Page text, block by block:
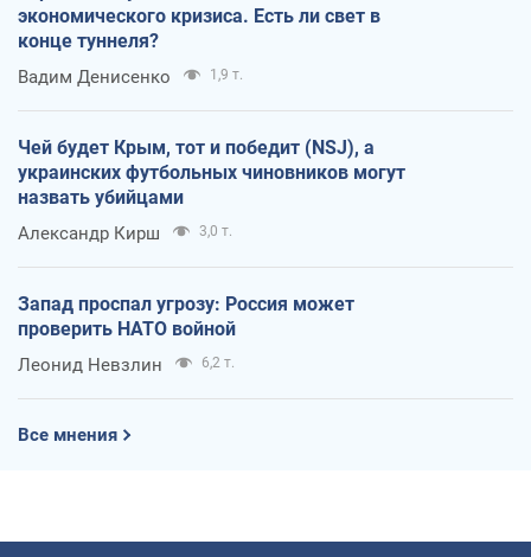
экономического кризиса. Есть ли свет в
конце туннеля?
Вадим Денисенко 1,9 т.
Чей будет Крым, тот и победит (NSJ), а
украинских футбольных чиновников могут
назвать убийцами
Александр Кирш 3,0 т.
Запад проспал угрозу: Россия может
проверить НАТО войной
Леонид Невзлин 6,2 т.
Все мнения